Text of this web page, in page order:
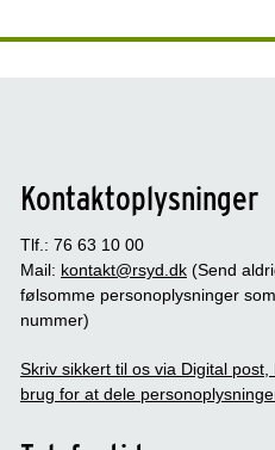
Kontaktoplysninger
Tlf.: 76 63 10 00
Mail: kontakt@rsyd.dk (Send
følsomme personoplysninger
nummer)
Skriv sikkert til os via Digital post,
brug for at dele